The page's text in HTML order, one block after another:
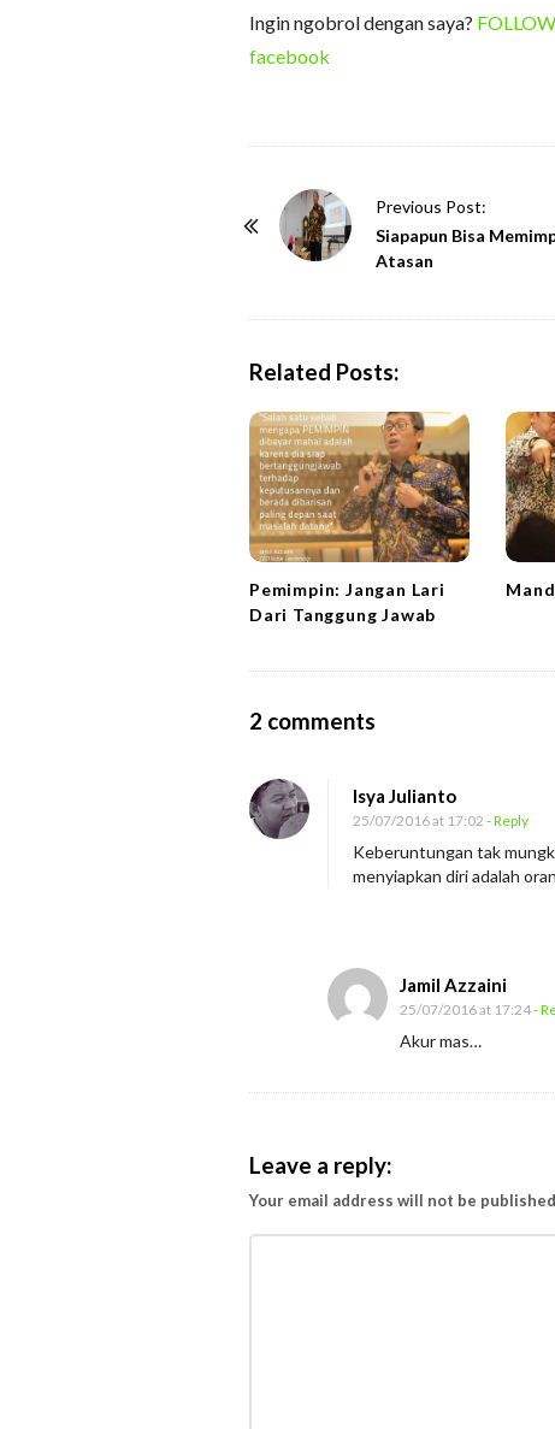
Ingin ngobrol dengan saya?
facebook
Previous Post:
Siapapun Bisa
Atasan
Related Posts:
Pemimpin: Jangan Lari
Dari Tanggung Jawab
2 comments
u
r
i
R
u
Isya Julianto
25/07/2016 at 17:02 - Reply
Keberuntungan tak
menyiapkan diri adalah
Jamil Azzaini
25/07/2016 at 17:24-
Akur mas…
Leave a reply:
Your email address will not be